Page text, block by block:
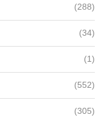
(288)
(34)
(1)
(552)
(305)